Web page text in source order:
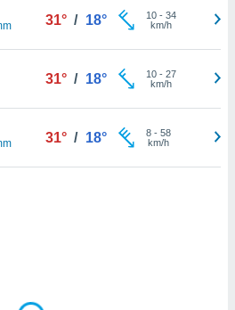
31° / 18° 10- 34
km/h
31° / 18° 10- 27
km/h
31° / 18° 8- 58
km/h